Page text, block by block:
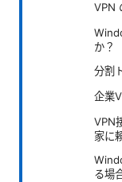
VPN
か？
分割
企業
VPN
家に
る場